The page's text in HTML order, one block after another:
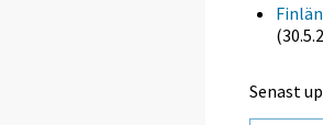
Senast